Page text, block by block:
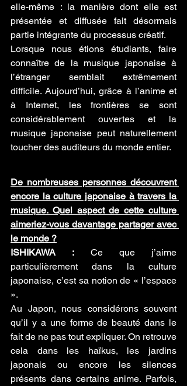
elle-même : la manière dont elle est
présentée et diffusée fait désormais
partie intégrante du processus créatif.
Lorsque nous étions étudiants, faire
connaître de la musique japonaise à
l’étranger semblait extrêmement
difficile. Aujourd’hui, grâce à l’anime et
à Internet, les frontières se sont
considérablement ouvertes et la
musique japonaise peut naturellement
toucher des auditeurs du monde entier.
De nombreuses personnes découvrent
encore la culture japonaise à travers la
musique. Quel aspect de cette culture
aimeriez-vous davantage partager avec
le monde ?
ISHIKAWA : Ce que j’aime
particulièrement dans la culture
japonaise, c’est sa notion de « l’espace
».
Au Japon, nous considérons souvent
qu’il y a une forme de beauté dans le
fait de ne pas tout expliquer. On retrouve
cela dans les haïkus, les jardins
japonais ou encore les silences
présents dans certains anime. Parfois,